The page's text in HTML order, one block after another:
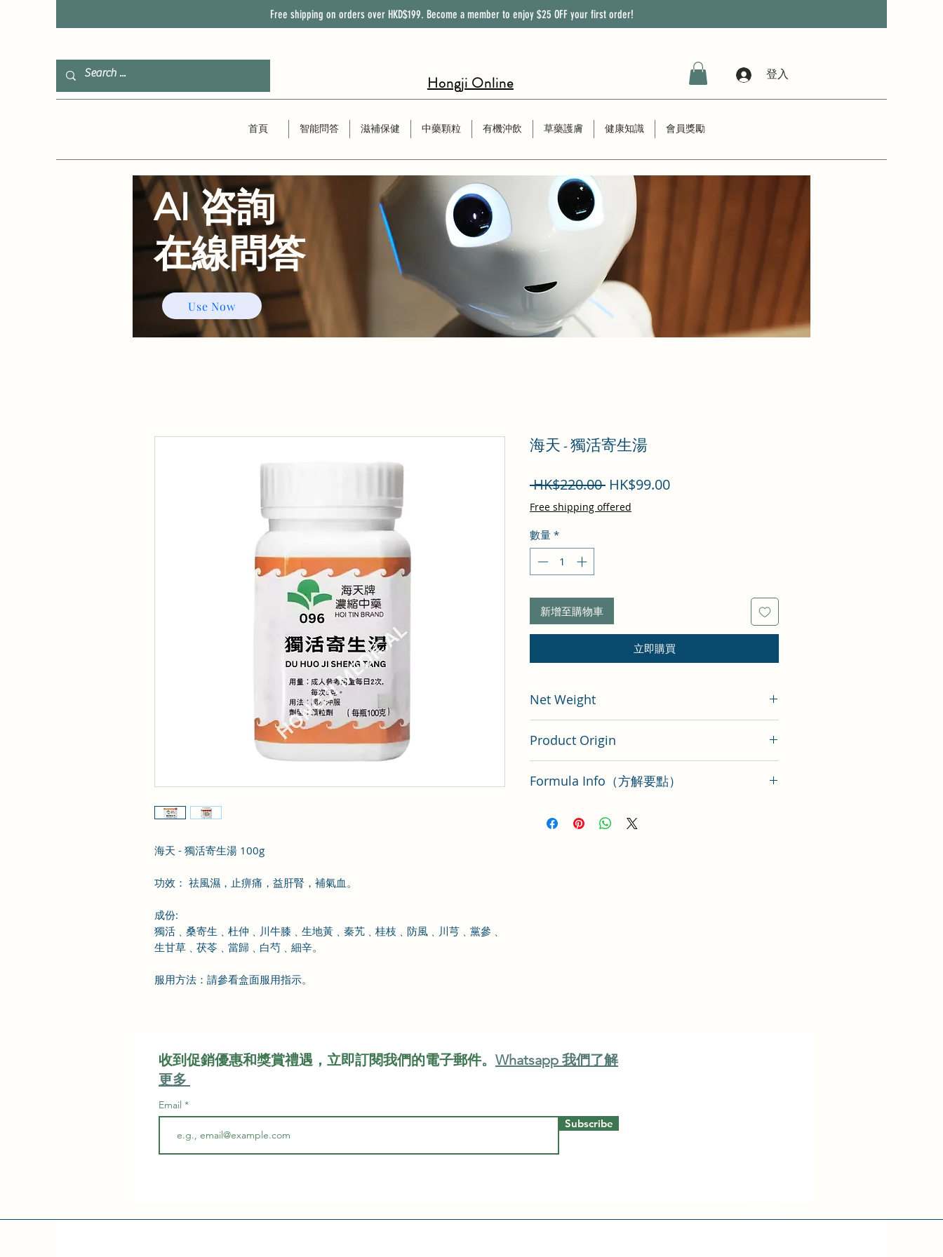
Free shipping on orders over HKD$199. Become a member to enjoy $25 OFF your first order!
Hongji Online 登入
首頁 智能問答 滋補保健 中藥顆粒 有機沖飲 草藥護膚 健康知識 會員獎勵
海天 - 獨活寄生湯 100g
功效： 祛風濕，止痹痛，益肝腎，補氣血。
成份:
獨活﹑桑寄生﹑杜仲﹑川牛膝﹑生地黃﹑秦艽﹑桂枝﹑防風﹑川芎﹑黨參﹑
生甘草﹑茯苓﹑當歸﹑白芍﹑細辛。
服用方法：請參看盒面服用指示。
海天 - 獨活寄生湯
HK$220.00 一
般
HK$99.00促
Free shipping offered
數量 *
新增至購物車
立即購買
Net Weight
Product Origin
Formula Info（方解要點）
Use Now
AI 咨詢
​在線問答
收到促銷優惠和獎賞禮遇，立即訂閱我們的電子郵件。 Whatsapp 我們了解
更多
Email
Subscribe